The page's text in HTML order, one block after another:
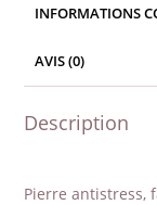
INFORMATIONS
AVIS (0)
Description
Pierre antistress,